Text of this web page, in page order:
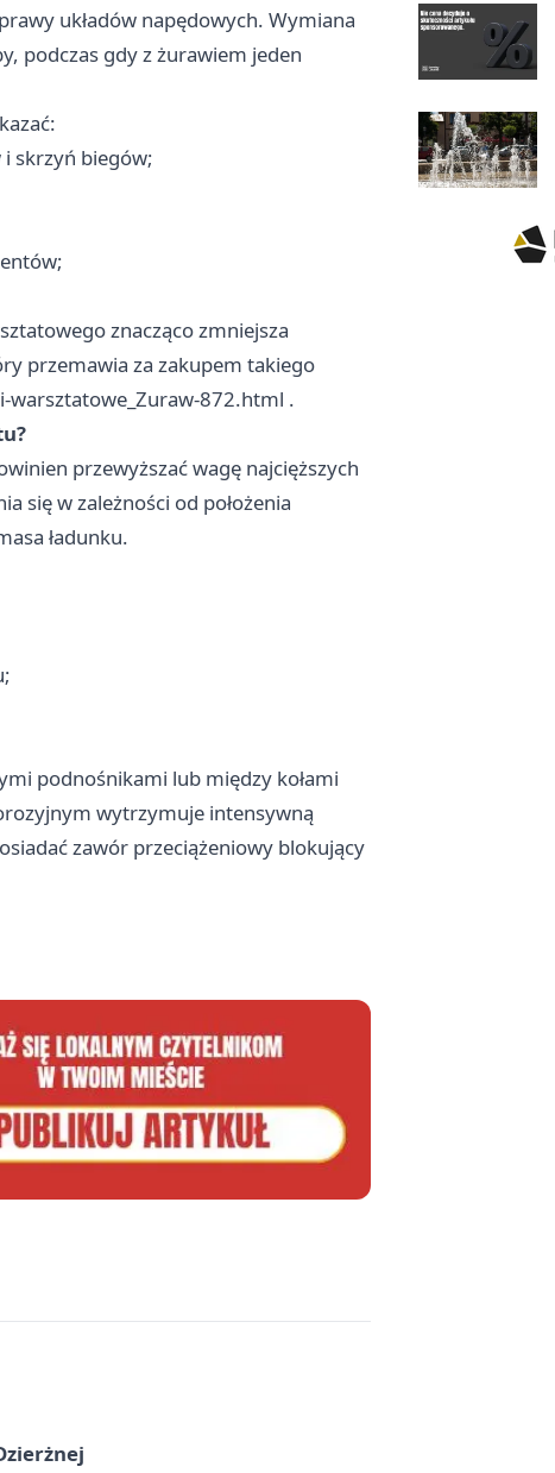
układów napędowych. Wymiana
podczas gdy z żurawiem jeden
skrzyń biegów;
znacząco zmniejsza
przemawia za zakupem takiego
warsztatowe_Zuraw-872.html .
przewyższać wagę najcięższych
się w zależności od położenia
ładunku.
podnośnikami lub między kołami
wytrzymuje intensywną
zawór przeciążeniowy blokujący